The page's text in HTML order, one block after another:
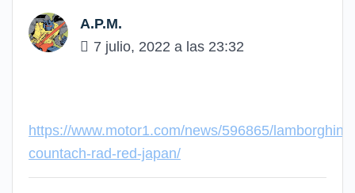
A.P.M.
7 julio, 2022 a las 23:32
https://www.motor1.com/news/596865/lamborghini-
countach-rad-red-japan/